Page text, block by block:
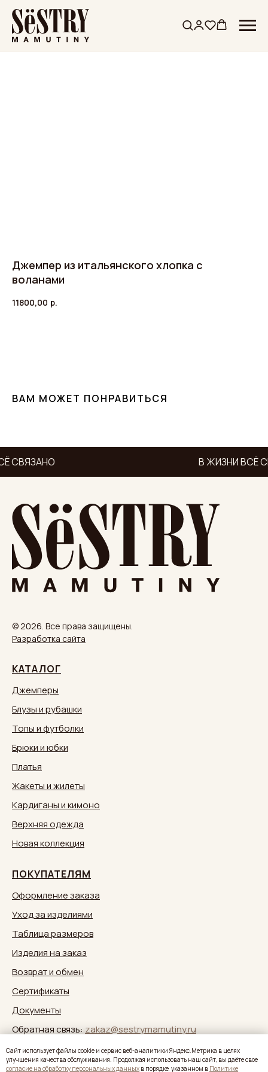
Caйт иcпoльзуeт фaйлы cookie и cepвиc вeб-aнaлитики Яндeкc.Мeтpикa в целях
улучшения качества обслуживания. Продолжая использовать наш сайт, вы дaётe свое
согласие нa oбpaбoтку пepcoнaльныx дaнныx в пopядкe, укaзaннoм в Политике
Джемпер из итальянского хлопка с
воланами
11800,00 р.
ВАМ МОЖЕТ ПОНРАВИТЬСЯ
СВЯЗАНО В ЖИЗНИ ВСЁ
© 2026. Все права защищены.
Разработка сайта
КАТАЛОГ
Джемперы
Блузы и рубашки
Топы и футболки
Брюки и юбки
Платья
Жакеты и жилеты
Кардиганы и кимоно
Верхняя одежда
Новая коллекция
ПОКУПАТЕЛЯМ
Оформление заказа
Уход за изделиями
Таблица размеров
Изделия на заказ
Возврат и обмен
Сертификаты
Документы
Обратная связь: zakaz@sestrymamutiny.ru